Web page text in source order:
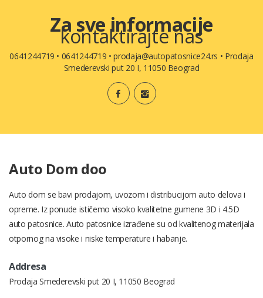
Za sve informacije
kontaktirajte nas
0641244719 • 0641244719 •prodaja@autopatosnice24.rs • Prodaja
Smederevski put 20 I, 11050 Beograd
Auto Dom doo
Auto dom se bavi prodajom, uvozom i distribucijom auto delova i
opreme. Iz ponude ističemo visoko kvalitetne gumene 3D i 4.5D
auto patosnice. Auto patosnice izrađene su od kvalitenog materijala
otpornog na visoke i niske temperature i habanje.
Addresa
Prodaja Smederevski put 20 I, 11050 Beograd